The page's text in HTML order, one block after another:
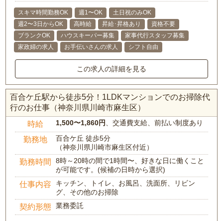
スキマ時間勤務OK 週1〜OK
土日祝のみOK
週2〜3日からOK
高時給 昇給･昇格あり
資格不要
ブランクOK
ハウスキーパー募集
家事代行スタッフ募集
家政婦の求人
お手伝いさんの求人 シフト自由
この求人の詳細を見る
百合ケ丘駅から徒歩5分！1LDKマンションでのお掃除代
行のお仕事（神奈川県川崎市麻生区）
時給 1,500〜1,860円 、交通費支給、前払い制度あり
勤務地
百合ケ丘 徒歩5分
（神奈川県川崎市麻生区付近）
勤務時間
8時～20時の間で1時間〜、好きな日に働くこと
が可能です。(候補の日時から選択)
仕事内容
キッチン、トイレ、お風呂、洗面所、リビン
グ、その他のお掃除
契約形態 業務委託